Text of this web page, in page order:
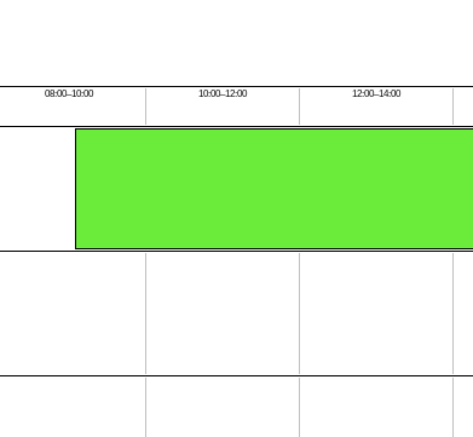
08:00–10:00 10:00–12:00 12:00–14:00